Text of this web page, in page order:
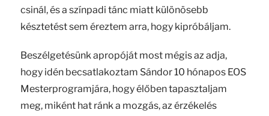
csinál, és a színpadi tánc miatt különösebb
késztetést sem éreztem arra, hogy kipróbáljam.
Beszélgetésünk apropóját most mégis az adja,
hogy idén becsatlakoztam Sándor 10 hónapos EOS
Mesterprogramjára, hogy élőben tapasztaljam
meg, miként hat ránk a mozgás, az érzékelés